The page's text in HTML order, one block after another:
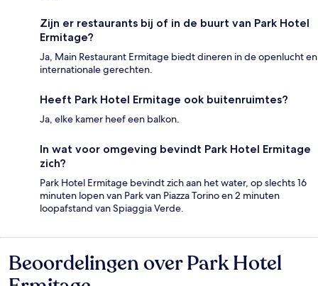
Zijn er restaurants bij of in de buurt van Park Hotel
Ermitage?
Ja, Main Restaurant Ermitage biedt dineren in de openlucht en
internationale gerechten.
Heeft Park Hotel Ermitage ook buitenruimtes?
Ja, elke kamer heef een balkon.
In wat voor omgeving bevindt Park Hotel Ermitage
zich?
Park Hotel Ermitage bevindt zich aan het water, op slechts 16
minuten lopen van Park van Piazza Torino en 2 minuten
loopafstand van Spiaggia Verde.
Beoordelingen
Beoordelingen over Park Hotel